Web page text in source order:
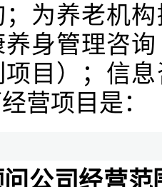
为养老机
身管理咨
目）；信
营项目是：
公司经营范